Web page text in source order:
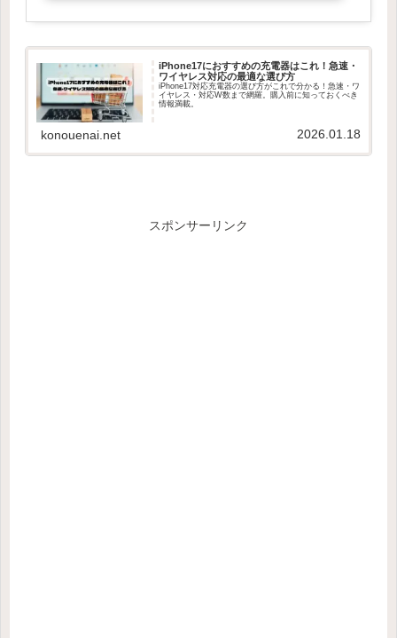
iPhone17におすすめの充電器はこれ！急速・
ワイヤレス対応の最適な選び方
iPhone17対応充電器の選び方がこれで分かる！急速・ワ
イヤレス・対応W数まで網羅。購入前に知っておくべき
情報満載。
konouenai.net 2026.01.18
スポンサーリンク